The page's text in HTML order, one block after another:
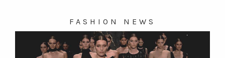
FASHION NEWS